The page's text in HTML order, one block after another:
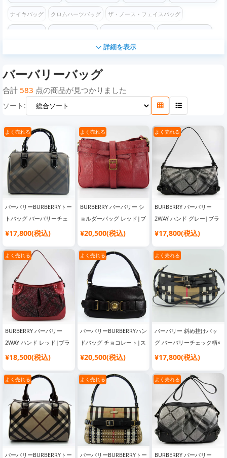
ナイキバッグ クロムハーツバッグ ザ・ノース・フェイスバッグ
オフホワイトバッグ チャンピオンバッグ
モスキーノバッグ コムデギャルソン バッグ
ディズニー バッグ マイケルコースバッグ
ヴァレンティノバッグ
詳細を表示
バーバリーバッグ
合計 583 点の商品が見つかりました
ソート:
よく売れる
バーバリーBURBERRYトー
トバッグ バーバリーチェ
ック柄×ブラック|韓国流
¥17,800(税込)
よく売れる
BURBERRY バーバリー シ
ョルダーバッグ レッド|ブ
ランドバッグ コピー 通販
¥20,500(税込)
よく売れる
BURBERRY バーバリー
2WAY ハンド グレー|ブラ
ンドバッグ コピー おすす
¥17,800(税込)
よく売れる
BURBERRY バーバリー
2WAY ハンド レッド|ブラ
ンドバッグ コピー 通販
¥18,500(税込)
よく売れる
バーバリーBURBERRYハン
ドバッグ チョコレート|ス
ーパーコピー 優良サイト
¥20,500(税込)
よく売れる
バーバリー 斜め挂けバッ
グ バーバリーチェック柄×
ブラック|人気 ブランド
¥17,800(税込)
よく売れる
バーバリーBURBERRYトー
よく売れる
バーバリーBURBERRYトー
よく売れる
BURBERRY バーバリー